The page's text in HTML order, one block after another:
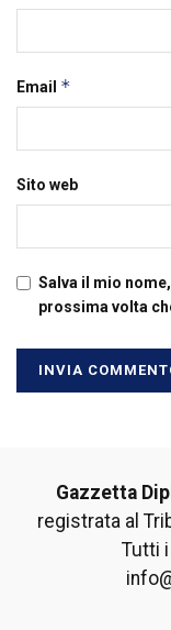
Email *
Sito web
Salva il mio
prossima volta
Gazzetta
registrata al
Tutti